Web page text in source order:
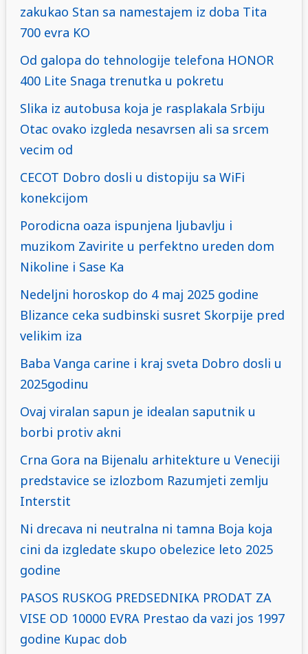
zakukao Stan sa namestajem iz doba Tita
700 evra KO
Od galopa do tehnologije telefona HONOR
400 Lite Snaga trenutka u pokretu
Slika iz autobusa koja je rasplakala Srbiju
Otac ovako izgleda nesavrsen ali sa srcem
vecim od
CECOT Dobro dosli u distopiju sa WiFi
konekcijom
Porodicna oaza ispunjena ljubavlju i
muzikom Zavirite u perfektno ureden dom
Nikoline i Sase Ka
Nedeljni horoskop do 4 maj 2025 godine
Blizance ceka sudbinski susret Skorpije pred
velikim iza
Baba Vanga carine i kraj sveta Dobro dosli u
2025godinu
Ovaj viralan sapun je idealan saputnik u
borbi protiv akni
Crna Gora na Bijenalu arhitekture u Veneciji
predstavice se izlozbom Razumjeti zemlju
Interstit
Ni drecava ni neutralna ni tamna Boja koja
cini da izgledate skupo obelezice leto 2025
godine
PASOS RUSKOG PREDSEDNIKA PRODAT ZA
VISE OD 10000 EVRA Prestao da vazi jos 1997
godine Kupac dob